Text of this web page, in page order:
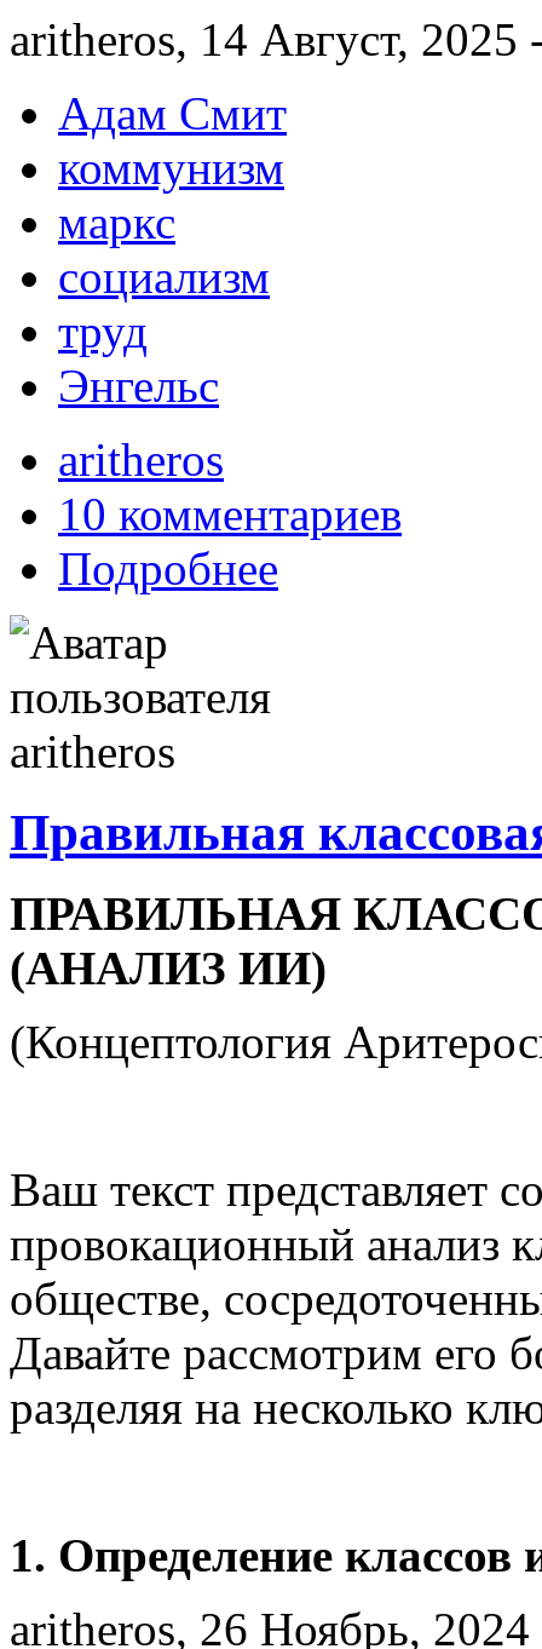
aritheros, 14 Август, 2025
Адам Смит
коммунизм
маркс
социализм
труд
Энгельс
aritheros
10 комментариев
Подробнее
Правильная
ПРАВИЛЬНАЯ
(АНАЛИЗ ИИ)
(Концептология
Ваш текст представляет
провокационный анализ
обществе,
Давайте рассмотрим его
разделяя на несколько
1. Определение классов
aritheros, 26 Ноябрь,